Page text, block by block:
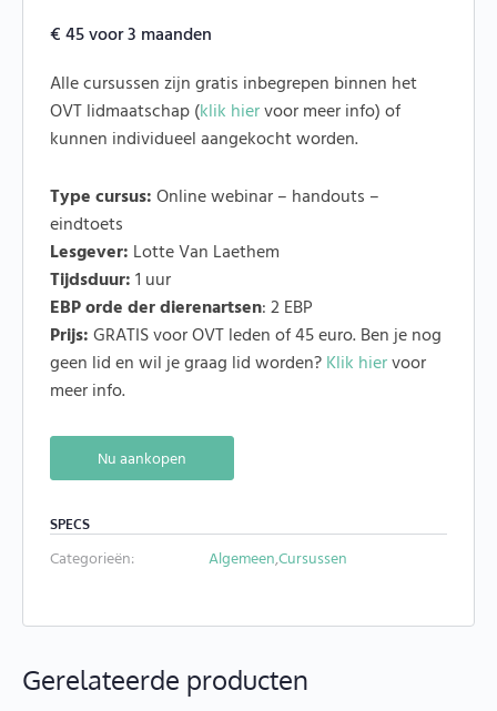
€45voor 3 maanden
Alle cursussen zijn gratis inbegrepen binnen het
OVT lidmaatschap (klik hiervoor meer info) of
kunnen individueel aangekocht worden.
Type cursus:Online webinar – handouts –
eindtoets
Lesgever: Lotte Van Laethem
Tijdsduur:1 uur
EBP orde der dierenartsen: 2 EBP
Prijs:GRATIS voor OVT leden of 45 euro. Ben je nog
geen lid en wil je graag lid worden?Klik hiervoor
meer info.
Nu aankopen
SPECS
Categorieën: Algemeen,Cursussen
Gerelateerde producten